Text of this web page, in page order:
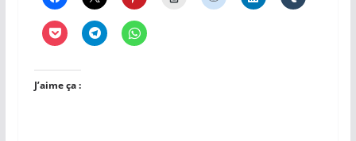
J’aime ça :